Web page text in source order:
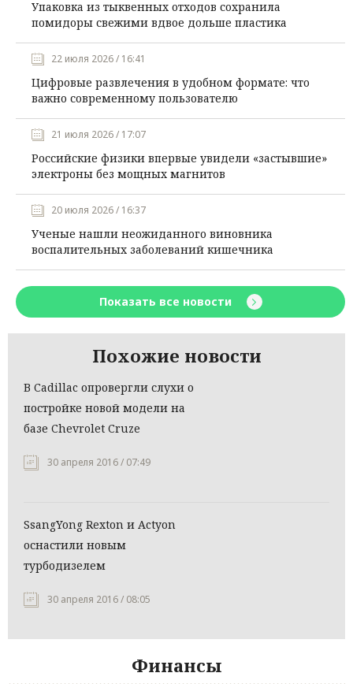
Упаковка из тыквенных отходов сохранила
помидоры свежими вдвое дольше пластика
22 июля 2026 / 16:41
Цифровые развлечения в удобном формате: что
важно современному пользователю
21 июля 2026 / 17:07
Российские физики впервые увидели «застывшие»
электроны без мощных магнитов
20 июля 2026 / 16:37
Ученые нашли неожиданного виновника
воспалительных заболеваний кишечника
Показать все новости
Похожие новости
В Cadillac опровергли слухи о
постройке новой модели на
базе Chevrolet Cruze
30 апреля 2016 / 07:49
SsangYong Rexton и Actyon
оснастили новым
турбодизелем
30 апреля 2016 / 08:05
Финансы